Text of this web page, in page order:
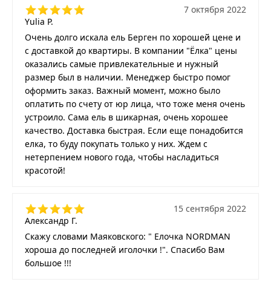
Yulia P.
7 октября 2022
Очень долго искала ель Берген по хорошей цене и
с доставкой до квартиры. В компании "Ёлка" цены
оказались самые привлекательные и нужный
размер был в наличии. Менеджер быстро помог
оформить заказ. Важный момент, можно было
оплатить по счету от юр лица, что тоже меня очень
устроило. Сама ель в шикарная, очень хорошее
качество. Доставка быстрая. Если еще понадобится
елка, то буду покупать только у них. Ждем с
нетерпением нового года, чтобы насладиться
красотой!
Александр Г.
15 сентября 2022
Скажу словами Маяковского: " Елочка NORDMAN
хороша до последней иголочки !". Спасибо Вам
большое !!!